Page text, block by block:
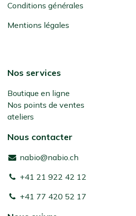
Conditions générales
Mentions légales
Nos services
Boutique en ligne
Nos points de ventes
ateliers
Nous contacter
nabio@nabio.ch
+41 21 922 42 12
+41 77 420 52 17